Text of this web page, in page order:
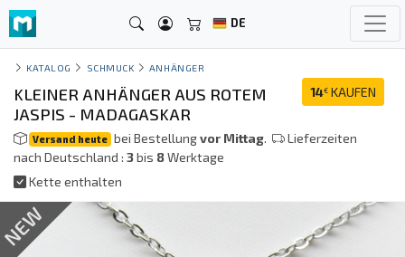
DE
KATALOG SCHMUCK ANHÄNGER
14€ KAUFEN
KLEINER ANHÄNGER AUS ROTEM
JASPIS - MADAGASKAR
Versand heute bei Bestellungvor Mittag.
Lieferzeiten
nach Deutschland : 3bis 8Werktage
Kette enthalten